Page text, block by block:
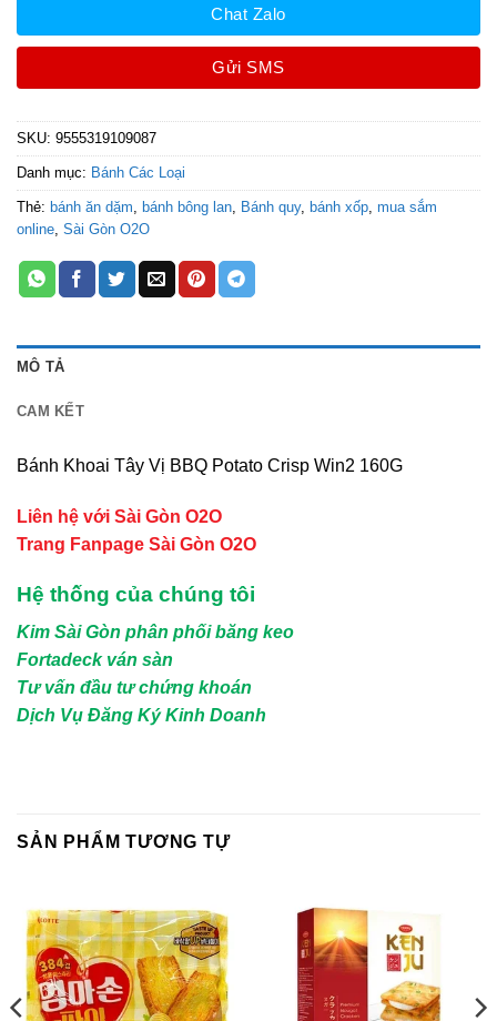
Chat Zalo
Gửi SMS
SKU: 9555319109087
Danh mục: Bánh Các Loại
Thẻ: bánh ăn dặm, bánh bông lan, Bánh quy, bánh xốp, mua sắm
online, Sài Gòn O2O
MÔ TẢ
CAM KẾT
Bánh Khoai Tây Vị BBQ Potato Crisp Win2 160G
Liên hệ với Sài Gòn O2O
Trang Fanpage Sài Gòn O2O
Hệ thống của chúng tôi
Kim Sài Gòn phân phối băng keo
Fortadeck ván sàn
Tư vấn đầu tư chứng khoán
Dịch Vụ Đăng Ký Kinh Doanh
SẢN PHẨM TƯƠNG TỰ